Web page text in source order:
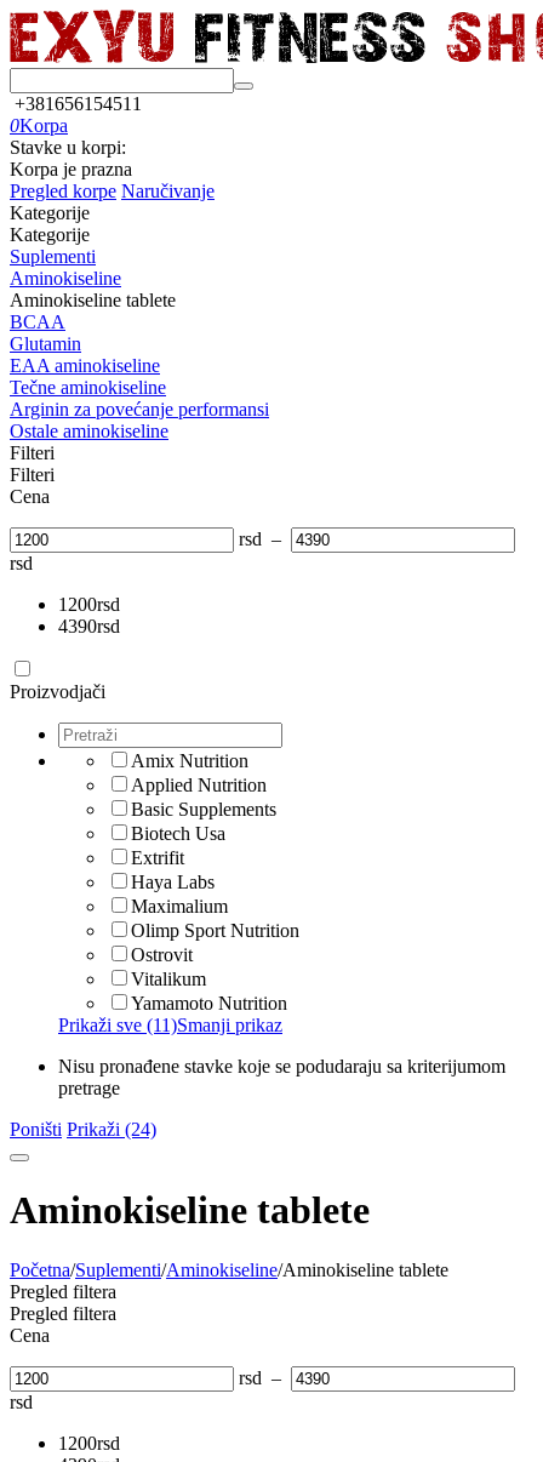
+381656154511
0Korpa
Stavke u korpi:
Korpa je prazna
Pregled korpe Naručivanje
Kategorije
Kategorije
Suplementi
Aminokiseline
Aminokiseline tablete
BCAA
Glutamin
EAA aminokiseline
Tečne aminokiseline
Arginin za povećanje performansi
Ostale aminokiseline
Filteri
Filteri
Cena
rsd –
rsd
1200rsd
4390rsd
Proizvodjači
Amix Nutrition
Applied Nutrition
Basic Supplements
Biotech Usa
Extrifit
Haya Labs
Maximalium
Olimp Sport Nutrition
Ostrovit
Vitalikum
Yamamoto Nutrition
Prikaži sve (11)Smanji prikaz
Nisu pronađene stavke koje se podudaraju sa kriterijumom
pretrage
Poništi Prikaži (24)
Aminokiseline tablete
Početna/Suplementi/Aminokiseline/Aminokiseline tablete
Pregled filtera
Pregled filtera
Cena
rsd –
rsd
1200rsd